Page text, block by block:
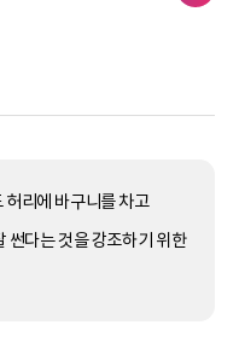
허리에 바구니를 차고
썬다는 것을 강조하기 위한